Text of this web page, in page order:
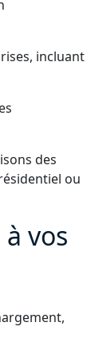
incluant
des
ou
vos